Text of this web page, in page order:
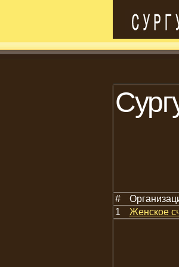
#
1
Женское